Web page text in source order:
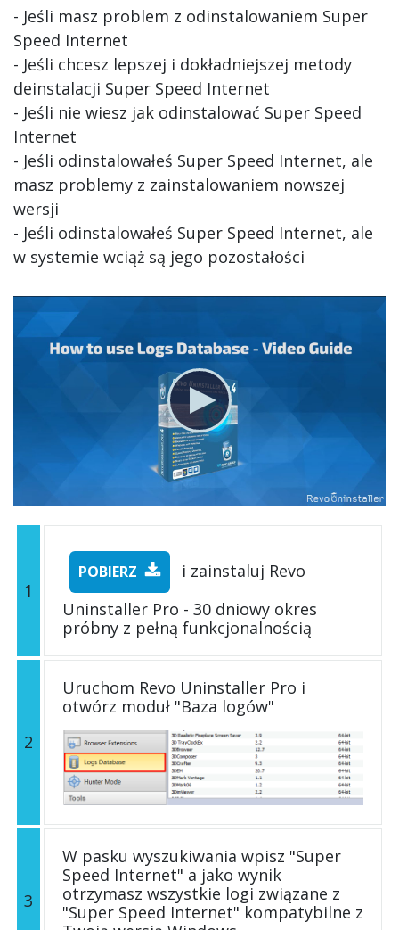
- Jeśli masz problem z odinstalowaniem Super
Speed Internet
- Jeśli chcesz lepszej i dokładniejszej metody
deinstalacji Super Speed Internet
- Jeśli nie wiesz jak odinstalować Super Speed
Internet
- Jeśli odinstalowałeś Super Speed Internet, ale
masz problemy z zainstalowaniem nowszej
wersji
- Jeśli odinstalowałeś Super Speed Internet, ale
w systemie wciąż są jego pozostałości
1
POBIERZ
i zainstaluj Revo
Uninstaller Pro - 30 dniowy okres
próbny z pełną funkcjonalnością
2
Uruchom Revo Uninstaller Pro i
otwórz moduł "Baza logów"
3
W pasku wyszukiwania wpisz "Super
Speed Internet" a jako wynik
otrzymasz wszystkie logi związane z
"Super Speed Internet" kompatybilne z